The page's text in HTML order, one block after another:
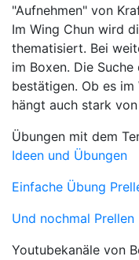
"Aufnehmen" von
Im Wing Chun wird
thematisiert. Bei
im Boxen. Die
bestätigen. Ob es
hängt auch stark
Übungen mit dem
Ideen und Übungen
Einfache Übung
Und nochmal Prellen
Youtubekanäle von